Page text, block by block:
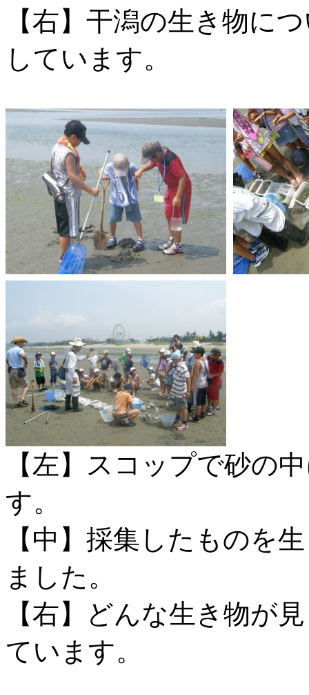
【右】干潟の生き物に
しています。
【左】スコップで砂の
す。
【中】採集したものを
ました。
【右】どんな生き物が
ています。